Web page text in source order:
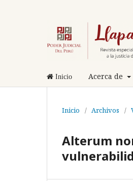
Inicio Acerca de
Inicio / Archivos /
Alterum